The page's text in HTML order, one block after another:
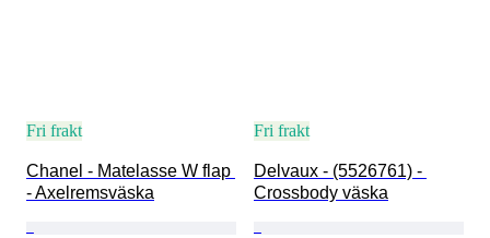
Fri frakt
Chanel - Matelasse W flap
- Axelremsväska
Fri frakt
Delvaux - (5526761) -
Crossbody väska